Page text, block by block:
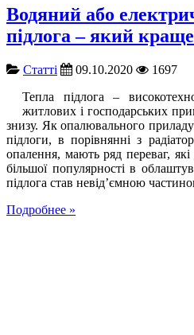
Водяний або
підлога – який
Cтатті 09.10.2020
1697
Тепла підлога –
житлових і господарських
знизу. Як опалювального
підлоги, в порівнянні з
опалення, мають ряд переваг,
більшої популярності в
підлога став невід’ємною
Подробнее »